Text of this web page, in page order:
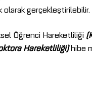
olarak gerçekleştirilebilir.
Öğrenci Hareketliliği
Hareketliliği)hibe